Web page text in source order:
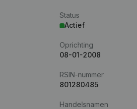
Status
Actief
Oprichting
08-01-2008
RSIN-nummer
801280485
Handelsnamen